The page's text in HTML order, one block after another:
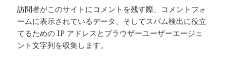
訪問者がこのサイトにコメントを残す際、コメントフォ
ームに表示されているデータ、そしてスパム検出に役立
てるための IP アドレスとブラウザーユーザーエージェ
ント文字列を収集します。